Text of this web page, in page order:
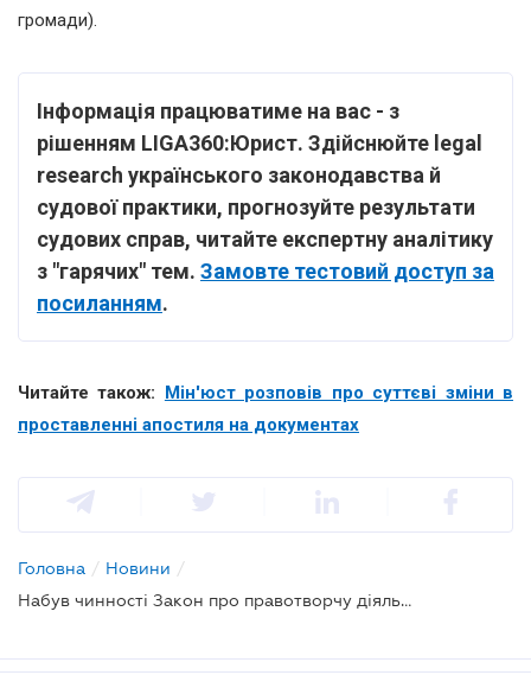
громади).
Інформація працюватиме на вас - з
рішенням LIGA360:Юрист. Здійснюйте legal
research українського законодавства й
судової практики, прогнозуйте результати
судових справ, читайте експертну аналітику
з "гарячих" тем. Замовте тестовий доступ за
посиланням.
Читайте також: Мін'юст розповів про суттєві зміни в
проставленні апостиля на документах
Головна / Новини /
Набув чинності Закон про правотворчу діяльність, який визначає ієрархічну систему нормативно-правових актів